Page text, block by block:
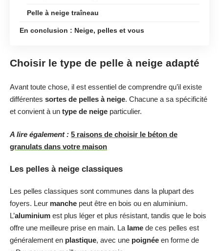
Pelle à neige traîneau
En conclusion : Neige, pelles et vous
Choisir le type de pelle à neige adapté
Avant toute chose, il est essentiel de comprendre qu’il existe
différentes sortes de pelles à neige. Chacune a sa spécificité
et convient à un type de neige particulier.
A lire également : 5 raisons de choisir le béton de
granulats dans votre maison
Les pelles à neige classiques
Les pelles classiques sont communes dans la plupart des
foyers. Leur manche peut être en bois ou en aluminium.
L’aluminium est plus léger et plus résistant, tandis que le bois
offre une meilleure prise en main. La lame de ces pelles est
généralement en plastique, avec une poignée en forme de